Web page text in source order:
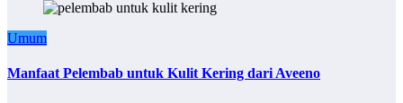
Umum
Manfaat Pelembab untuk Kulit Kering dari Aveeno